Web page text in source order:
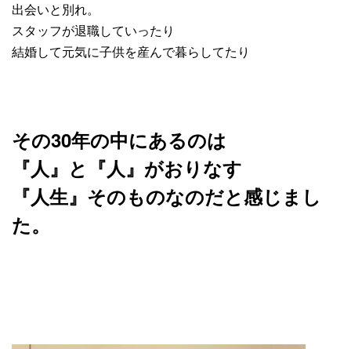
出会いと別れ。
スタッフが退職していったり
結婚して元気に子供を産んで暮らしてたり
その30年の中にあるのは
『人』と『人』がおりなす
『人生』そのものなのだと感じまし
た。